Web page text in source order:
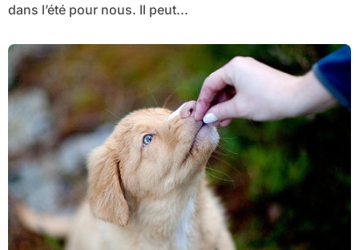
dans l’été pour nous. Il peut...